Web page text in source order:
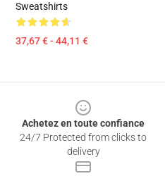
Sweatshirts
37,67 € - 44,11 €
Achetez en toute confiance
24/7 Protected from clicks to
delivery